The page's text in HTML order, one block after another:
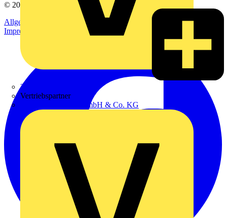
Zumtobel
Vertriebspartner
Adalbert Zajadacz GmbH & Co. KG
© 2002-
Voltimum
Allgemeine Geschäftsbedingungen
Datenschutzerklärung
Impressum